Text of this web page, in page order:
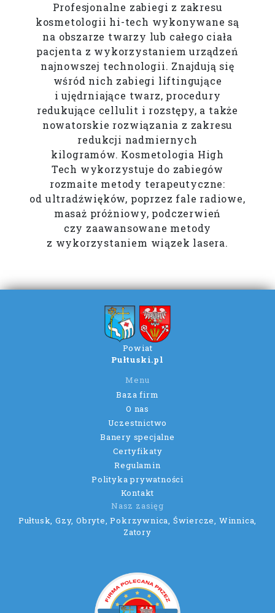
Profesjonalne zabiegi z zakresu
kosmetologii hi-tech wykonywane są
na obszarze twarzy lub całego ciała
pacjenta z wykorzystaniem urządzeń
najnowszej technologii. Znajdują się
wśród nich zabiegi liftingujące
i ujędrniające twarz, procedury
redukujące cellulit i rozstępy, a także
nowatorskie rozwiązania z zakresu
redukcji nadmiernych
kilogramów. Kosmetologia High
Tech wykorzystuje do zabiegów
rozmaite metody terapeutyczne:
od ultradźwięków, poprzez fale radiowe,
masaż próżniowy, podczerwień
czy zaawansowane metody
z wykorzystaniem wiązek lasera.
Powiat
Pułtuski.pl
Menu
Baza firm
O nas
Uczestnictwo
Banery specjalne
Certyfikaty
Regulamin
Polityka prywatności
Kontakt
Nasz zasięg
Pułtusk, Gzy, Obryte, Pokrzywnica, Świercze, Winnica,
Zatory